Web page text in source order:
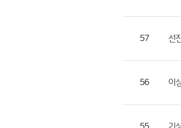
수)
57 선
56 이